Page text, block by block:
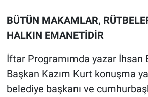
BÜTÜN MAKAMLAR,
HALKIN EMANETİDİR
İftar Programımda yazar İhsan
Başkan Kazım Kurt konuşma
belediye başkanı ve